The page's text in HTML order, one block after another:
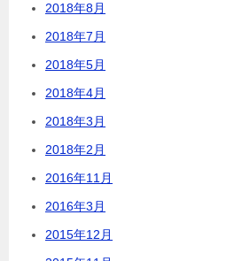
2018年8月
2018年7月
2018年5月
2018年4月
2018年3月
2018年2月
2016年11月
2016年3月
2015年12月